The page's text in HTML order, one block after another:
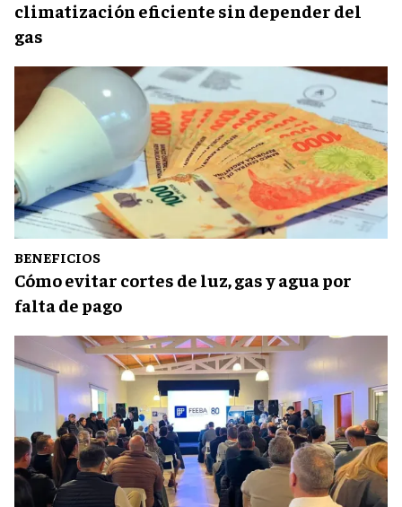
climatización eficiente sin depender del
gas
BENEFICIOS
Cómo evitar cortes de luz, gas y agua por
falta de pago